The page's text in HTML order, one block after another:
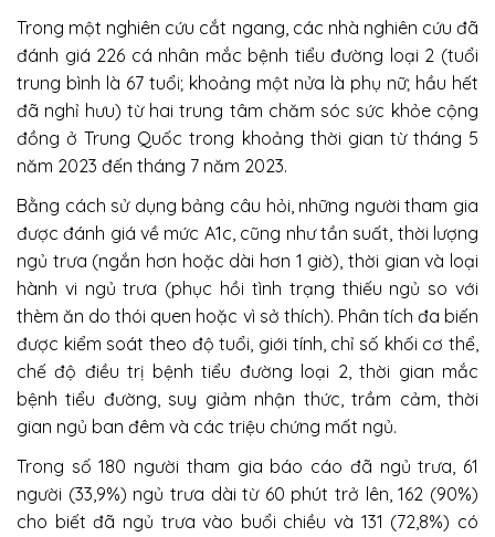
Trong một nghiên cứu cắt ngang, các nhà nghiên cứu đã
đánh giá 226 cá nhân mắc bệnh tiểu đường loại 2 (tuổi
trung bình là 67 tuổi; khoảng một nửa là phụ nữ; hầu hết
đã nghỉ hưu) từ hai trung tâm chăm sóc sức khỏe cộng
đồng ở Trung Quốc trong khoảng thời gian từ tháng 5
năm 2023 đến tháng 7 năm 2023.
Bằng cách sử dụng bảng câu hỏi, những người tham gia
được đánh giá về mức A1c, cũng như tần suất, thời lượng
ngủ trưa (ngắn hơn hoặc dài hơn 1 giờ), thời gian và loại
hành vi ngủ trưa (phục hồi tình trạng thiếu ngủ so với
thèm ăn do thói quen hoặc vì sở thích). Phân tích đa biến
được kiểm soát theo độ tuổi, giới tính, chỉ số khối cơ thể,
chế độ điều trị bệnh tiểu đường loại 2, thời gian mắc
bệnh tiểu đường, suy giảm nhận thức, trầm cảm, thời
gian ngủ ban đêm và các triệu chứng mất ngủ.
Trong số 180 người tham gia báo cáo đã ngủ trưa, 61
người (33,9%) ngủ trưa dài từ 60 phút trở lên, 162 (90%)
cho biết đã ngủ trưa vào buổi chiều và 131 (72,8%) có